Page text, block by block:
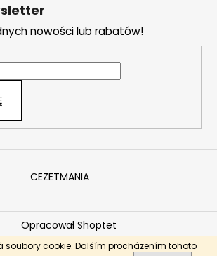
soubory cookie. Dalším procházením tohoto
nowości lub rabatów!
CEZETMANIA
Opracował Shoptet
Ceskemotocykly.eu. Wszystkie prawa